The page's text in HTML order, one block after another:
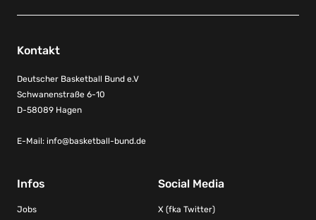
Kontakt
Deutscher Basketball Bund e.V
Schwanenstraße 6-10
D-58089 Hagen
E-Mail: info@basketball-bund.de
Infos
Jobs
Social Media
X (fka Twitter)